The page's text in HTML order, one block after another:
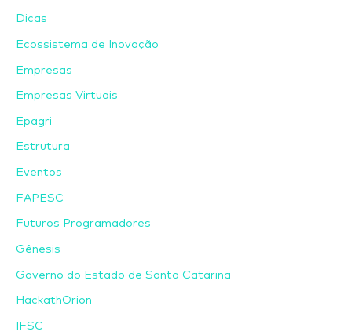
Dicas
Ecossistema de Inovação
Empresas
Empresas Virtuais
Epagri
Estrutura
Eventos
FAPESC
Futuros Programadores
Gênesis
Governo do Estado de Santa Catarina
HackathOrion
IFSC